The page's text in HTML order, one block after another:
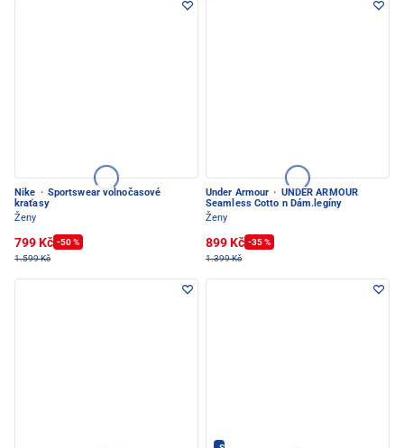
Nike · Sportswear volnočasové
kraťasy
Ženy
799 Kč -50 %
1.599 Kč
Under Armour · UNDER ARMOUR
Seamless Cotto n Dám.legíny
Ženy
899 Kč -35 %
1.399 Kč